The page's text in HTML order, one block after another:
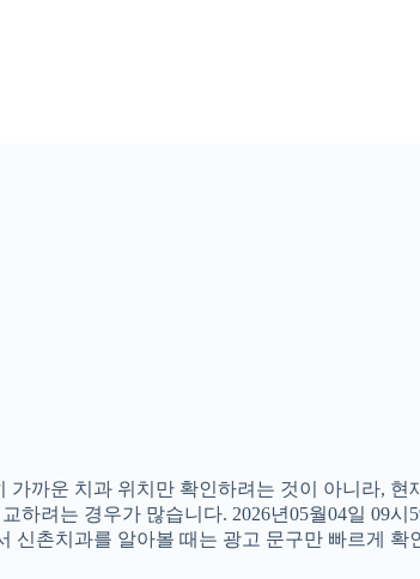
가까운 치과 위치만 확인하려는 것이 아니라,
하려는 경우가 많습니다. 2026년05월04일 09
신촌치과를 알아볼 때는 광고 문구만 빠르게